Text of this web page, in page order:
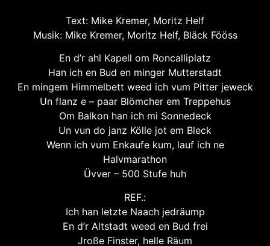
Text: Mike Kremer, Moritz Helf
Musik: Mike Kremer, Moritz Helf, Bläck Fööss
En d’r ahl Kapell om Roncalliplatz
Han ich en Bud en minger Mutterstadt
En mingem Himmelbett weed ich vum Pitter jeweck
Un flanz e – paar Blömcher em Treppehus
Om Balkon han ich mi Sonnedeck
Un vun do janz Kölle jot em Bleck
Wenn ich vum Enkaufe kum, lauf ich ne
Halvmarathon
Üvver – 500 Stufe huh
REF.:
Ich han letzte Naach jedräump
En d’r Altstadt weed en Bud frei
Jroße Finster, helle Räum